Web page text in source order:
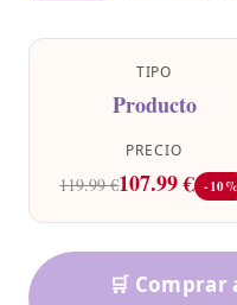
TIPO
Producto
PRECIO
119.99 €107.99 € -10%
🛒 Comprar